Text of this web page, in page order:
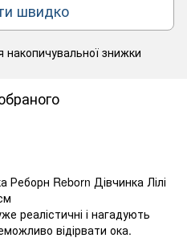
швидко
накопичувальної знижки
Реборн Reborn Дівчинка Лілі
реалістичні і нагадують
відірвати ока.